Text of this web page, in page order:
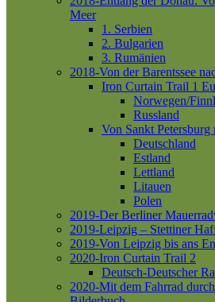
Meer
1. Serbien
2. Bulgarien
3. Rumänien
2018-Von der Barentssee
Iron Curtain Trail 1
Norwegen/
Russland
Von Sankt
Deutschland
Estland
Lettland
Litauen
Polen
2019-Der Berliner
2019-Leipzig – Stettiner
2019-Von Leipzig bis ans
2020-Iron Curtain Trail 2
Deutsch-Deutscher
2020-Mit dem Fahrrad